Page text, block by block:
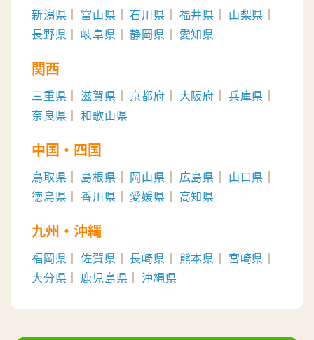
新潟県 富山県 石川県 福井県
山梨県
長野県
岐阜県 静岡県 愛知県
関西
三重県 滋賀県 京都府 大阪府
兵庫県
奈良県
和歌山県
中国・四国
鳥取県 島根県 岡山県 広島県
山口県
徳島県
香川県 愛媛県 高知県
九州・沖縄
福岡県 佐賀県 長崎県 熊本県
宮崎県
大分県
鹿児島県 沖縄県